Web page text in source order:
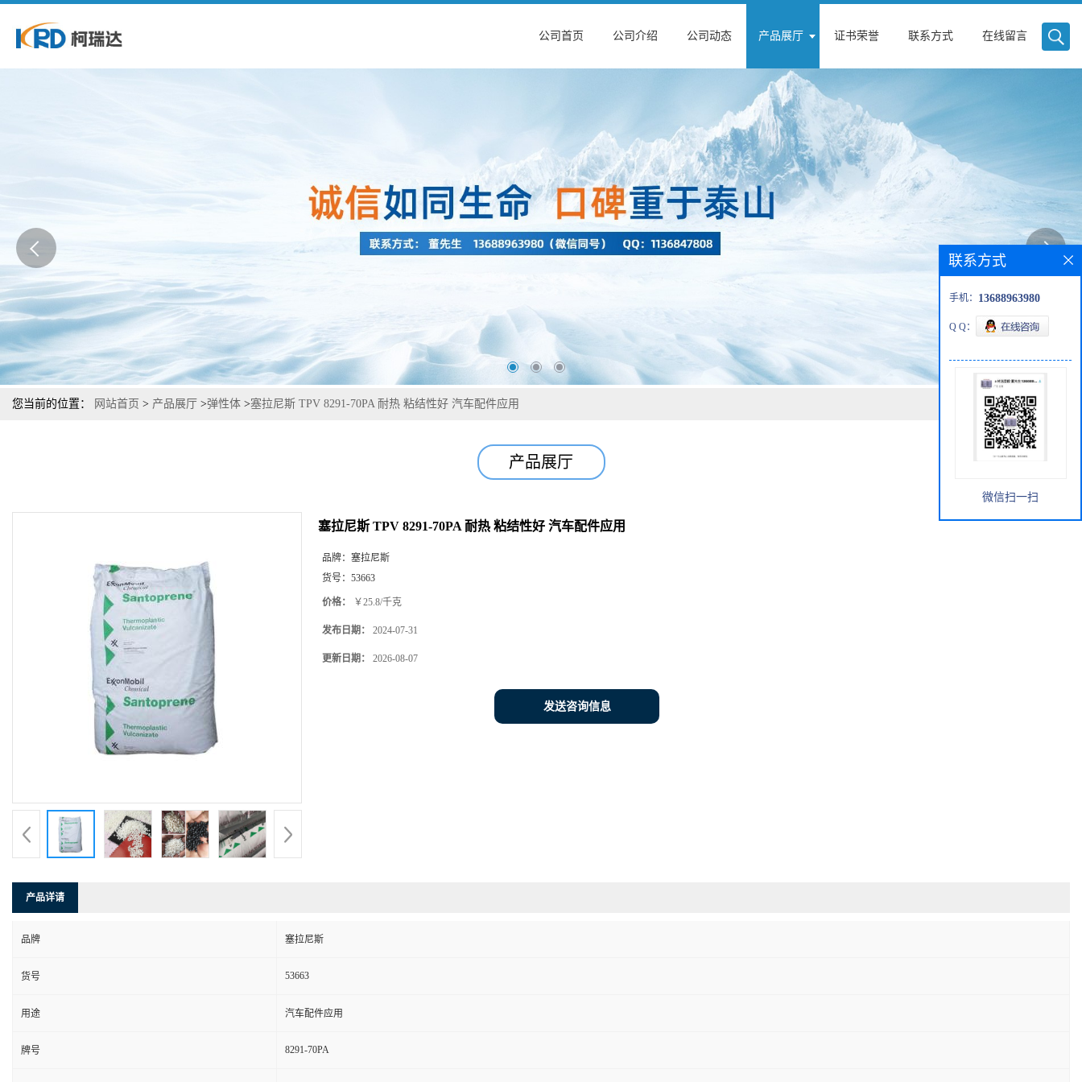
公司首页 公司介绍 公司动态 产品展厅 证书荣誉 联系方式 在线留言
您当前的位置： 网站首页 > 产品展厅 >弹性体 >塞拉尼斯 TPV 8291-70PA 耐热 粘结性好 汽车配件应用
产品展厅
塞拉尼斯 TPV 8291-70PA 耐热 粘结性好 汽车配件应用
品牌： 塞拉尼斯
货号： 53663
价格： ￥25.8/千克
发布日期： 2024-07-31
更新日期： 2026-08-07
发送咨询信息
产品详请
品牌 塞拉尼斯
货号 53663
用途 汽车配件应用
牌号 8291-70PA
联系方式
手机： 13688963980
Q Q：
微信扫一扫